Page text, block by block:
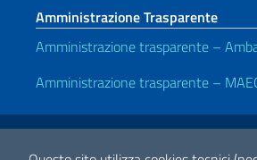
Amministrazione Trasparente
Amministrazione trasparente –
Amministrazione trasparente –
Link Utili